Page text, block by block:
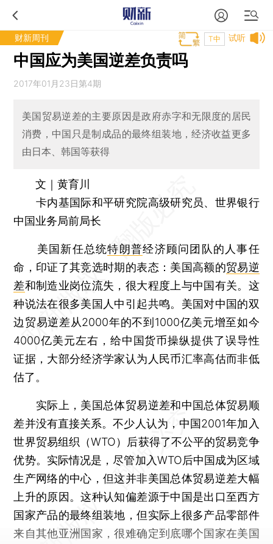
财新周刊 试听
T中
中国应为美国逆差负责吗
2017年01月23日第4期
美国贸易逆差的主要原因是政府赤字和无限度的居民
消费，中国只是制成品的最终组装地，经济收益更多
由日本、韩国等获得
文｜黄育川
卡内基国际和平研究院高级研究员、世界银行
中国业务局前局长
美国新任总统特朗普经济顾问团队的人事任
命，印证了其竞选时期的表态：美国高额的贸易逆
差和制造业岗位流失，很大程度上与中国有关。这
种说法在很多美国人中引起共鸣。美国对中国的双
边贸易逆差从2000年的不到1000亿美元增至如今
4000亿美元左右，给中国货币操纵提供了误导性
证据，大部分经济学家认为人民币汇率高估而非低
估了。
实际上，美国总体贸易逆差和中国总体贸易顺
差并没有直接关系。不少人认为，中国2001年加入
世界贸易组织（WTO）后获得了不公平的贸易竞争
优势。实际情况是，尽管加入WTO后中国成为区域
生产网络的中心，但这并非美国总体贸易逆差大幅
上升的原因。这种认知偏差源于中国是出口至西方
国家产品的最终组装地，但实际上很多产品零部件
来自其他亚洲国家，很难确定到底哪个国家在美国